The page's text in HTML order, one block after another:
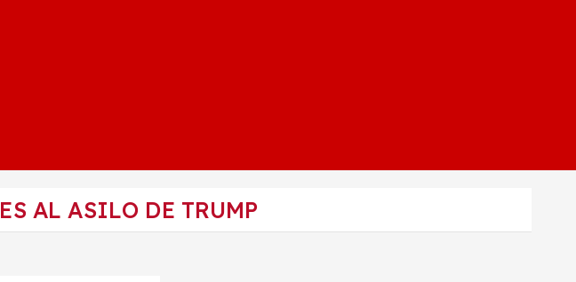
AL ASILO DE TRUMP